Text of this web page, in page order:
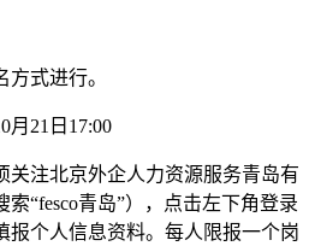
式进行。
21日17:00
注北京外企人力资源服务青岛有
“fesco青岛”），点击左下角登录
报个人信息资料。每人限报一个岗